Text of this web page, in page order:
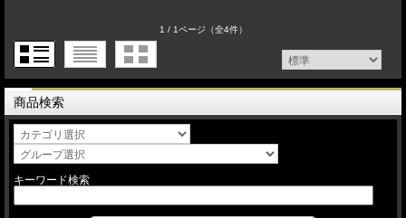
1 / 1ページ（全4件）
商品検索
キーワード検索